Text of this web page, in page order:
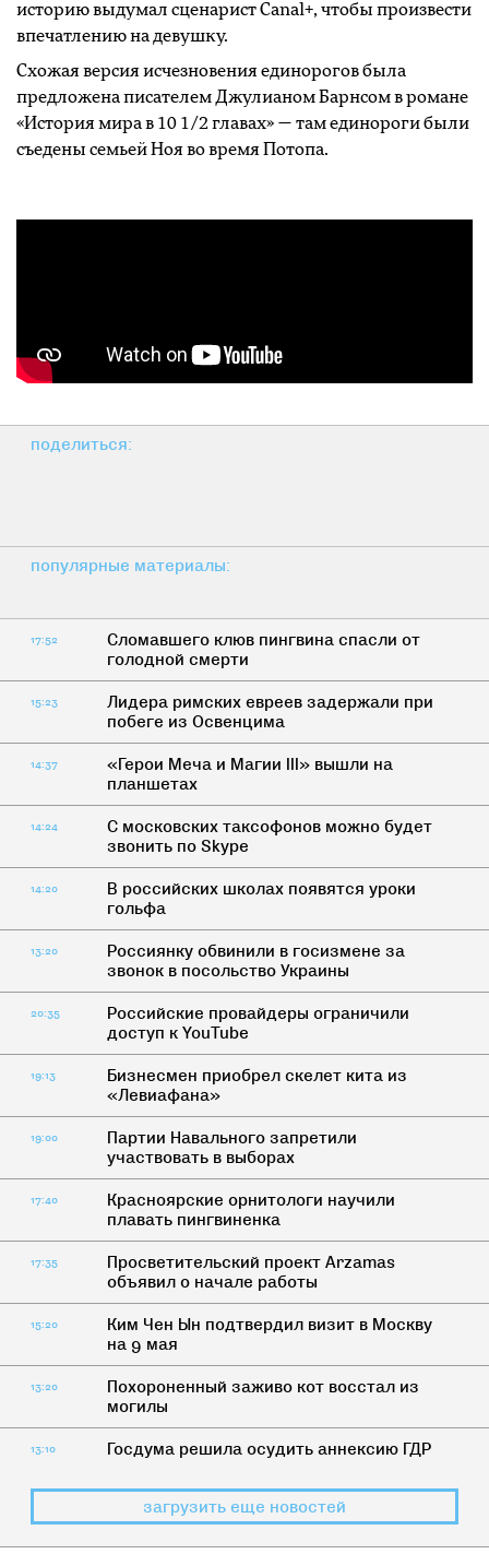
историю выдумал сценарист Canal+, чтобы произвести
впечатлению на девушку.
Схожая версия исчезновения единорогов была
предложена писателем Джулианом Барнсом в романе
«История мира в 10 1/2 главах» — там единороги были
съедены семьей Ноя во время Потопа.
поделиться:
популярные материалы:
17:52
Сломавшего клюв пингвина спасли от
голодной смерти
15:23
Лидера римских евреев задержали при
побеге из Освенцима
14:37
«Герои Меча и Магии III» вышли на
планшетах
14:24
С московских таксофонов можно будет
звонить по Skype
14:20
В российских школах появятся уроки
гольфа
13:20
Россиянку обвинили в госизмене за
звонок в посольство Украины
20:35
Российские провайдеры ограничили
доступ к YouTube
19:13
Бизнесмен приобрел скелет кита из
«Левиафана»
19:00
Партии Навального запретили
участвовать в выборах
17:40
Красноярские орнитологи научили
плавать пингвиненка
17:35
Просветительский проект Arzamas
объявил о начале работы
15:20
Ким Чен Ын подтвердил визит в Москву
на 9 мая
13:20
Похороненный заживо кот восстал из
могилы
13:10 Госдума решила осудить аннексию ГДР
загрузить еще новостей